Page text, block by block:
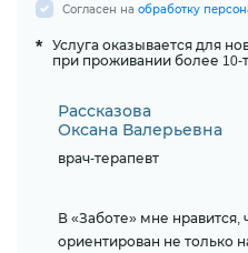
Согласен на обработку
*
Услуга оказывается для
при проживании более 10-
Рассказова
Оксана Валерьевна
врач-терапевт
В «Заботе» мне нравится,
ориентирован не только